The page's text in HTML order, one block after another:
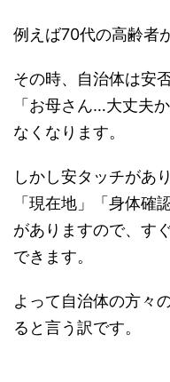
例えば70代の高齢者
その時、自治体は安
「お母さん…大丈夫
なくなります。
しかし安タッチがあ
「現在地」「身体確
がありますので、す
できます。
よって自治体の方々
ると言う訳です。